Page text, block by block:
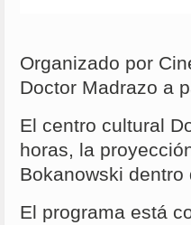
Organizado por
Doctor Madrazo a
El centro cultural
horas, la
Bokanowski dentro
El programa está